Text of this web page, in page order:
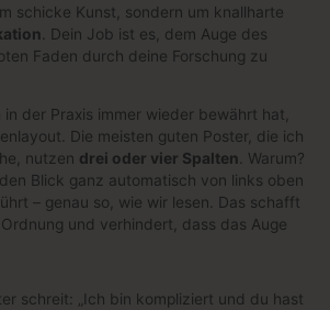
schicke Kunst, sondern um knallharte
. Dein Job ist es, dem Auge des
Faden durch deine Forschung zu
in der Praxis immer wieder bewährt hat,
Die meisten guten Poster, die ich
nutzen drei oder vier Spalten. Warum?
Blick ganz automatisch von links oben
– genau so, wie wir lesen. Das schafft
und verhindert, dass das Auge
schreit: „Ich bin kompliziert und du hast